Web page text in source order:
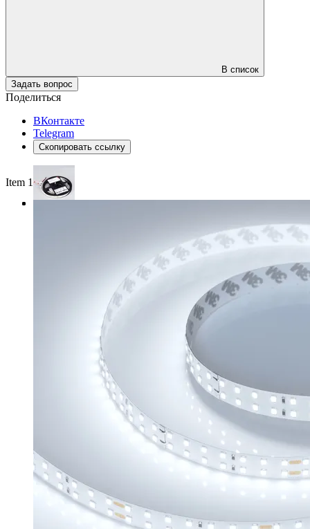
В список
Задать вопрос
Поделиться
ВКонтакте
Telegram
Скопировать ссылку
Item 1 of 3